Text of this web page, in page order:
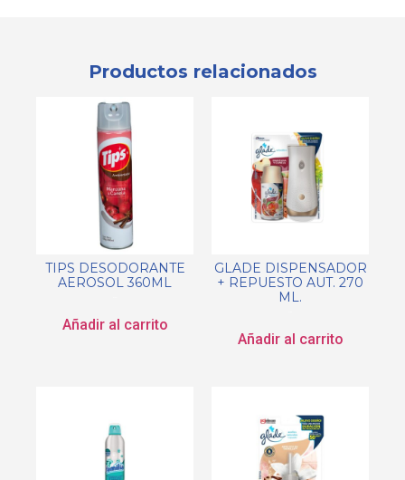
Productos relacionados
TIPS DESODORANTE
AEROSOL 360ML
Añadir al carrito
GLADE DISPENSADOR
+ REPUESTO AUT. 270
ML.
Añadir al carrito